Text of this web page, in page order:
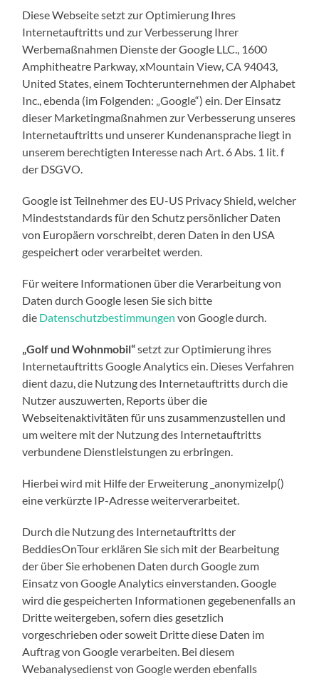
Diese Webseite setzt zur Optimierung Ihres
Internetauftritts und zur Verbesserung Ihrer
Werbemaßnahmen Dienste der Google LLC., 1600
Amphitheatre Parkway, xMountain View, CA 94043,
United States, einem Tochterunternehmen der Alphabet
Inc., ebenda (im Folgenden: „Google“) ein. Der Einsatz
dieser Marketingmaßnahmen zur Verbesserung unseres
Internetauftritts und unserer Kundenansprache liegt in
unserem berechtigten Interesse nach Art. 6 Abs. 1 lit. f
der DSGVO.
Google ist Teilnehmer des EU-US Privacy Shield, welcher
Mindeststandards für den Schutz persönlicher Daten
von Europäern vorschreibt, deren Daten in den USA
gespeichert oder verarbeitet werden.
Für weitere Informationen über die Verarbeitung von
Daten durch Google lesen Sie sich bitte
die Datenschutzbestimmungen von Google durch.
„Golf und Wohnmobil“setzt zur Optimierung ihres
Internetauftritts Google Analytics ein. Dieses Verfahren
dient dazu, die Nutzung des Internetauftritts durch die
Nutzer auszuwerten, Reports über die
Webseitenaktivitäten für uns zusammenzustellen und
um weitere mit der Nutzung des Internetauftritts
verbundene Dienstleistungen zu erbringen.
Hierbei wird mit Hilfe der Erweiterung _anonymizelp()
eine verkürzte IP-Adresse weiterverarbeitet.
Durch die Nutzung des Internetauftritts der
BeddiesOnTour erklären Sie sich mit der Bearbeitung
der über Sie erhobenen Daten durch Google zum
Einsatz von Google Analytics einverstanden. Google
wird die gespeicherten Informationen gegebenenfalls an
Dritte weitergeben, sofern dies gesetzlich
vorgeschrieben oder soweit Dritte diese Daten im
Auftrag von Google verarbeiten. Bei diesem
Webanalysedienst von Google werden ebenfalls